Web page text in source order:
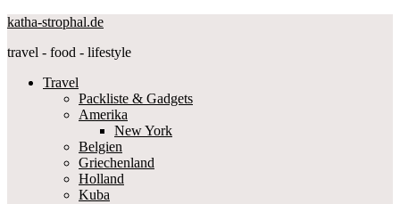
katha-strophal.de
travel - food - lifestyle
Travel
Packliste & Gadgets
Amerika
New York
Belgien
Griechenland
Holland
Kuba